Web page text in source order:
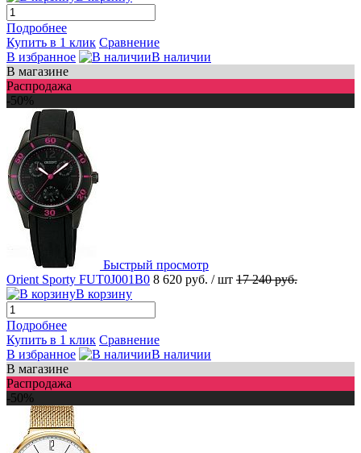
Подробнее
Купить в 1 клик Сравнение
В избранное
В наличии
В магазине
Распродажа
-50%
Быстрый просмотр
Orient Sporty FUT0J001B0 8 620 руб. / шт 17 240 руб.
В корзину
Подробнее
Купить в 1 клик Сравнение
В избранное
В наличии
В магазине
Распродажа
-50%